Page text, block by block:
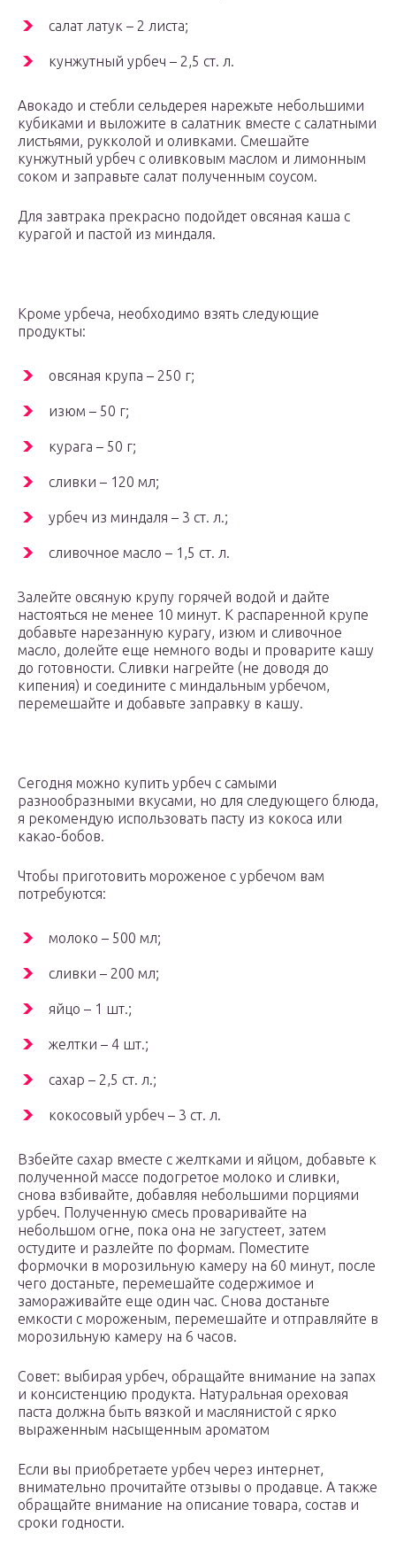
салат латук – 2 листа;
кунжутный урбеч – 2,5 ст. л.
Авокадо и стебли сельдерея нарежьте небольшими
кубиками и выложите в салатник вместе с салатными
листьями, рукколой и оливками. Смешайте
кунжутный урбеч с оливковым маслом и лимонным
соком и заправьте салат полученным соусом.
Для завтрака прекрасно подойдет овсяная каша с
курагой и пастой из миндаля.
Кроме урбеча, необходимо взять следующие
продукты:
овсяная крупа – 250 г;
изюм – 50 г;
курага – 50 г;
сливки – 120 мл;
урбеч из миндаля – 3 ст. л.;
сливочное масло – 1,5 ст. л.
Залейте овсяную крупу горячей водой и дайте
настояться не менее 10 минут. К распаренной крупе
добавьте нарезанную курагу, изюм и сливочное
масло, долейте еще немного воды и проварите кашу
до готовности. Сливки нагрейте (не доводя до
кипения) и соедините с миндальным урбечом,
перемешайте и добавьте заправку в кашу.
Сегодня можно купить урбеч с самыми
разнообразными вкусами, но для следующего блюда,
я рекомендую использовать пасту из кокоса или
какао-бобов.
Чтобы приготовить мороженое с урбечом вам
потребуются:
молоко – 500 мл;
сливки – 200 мл;
яйцо – 1 шт.;
желтки – 4 шт.;
сахар – 2,5 ст. л.;
кокосовый урбеч – 3 ст. л.
Взбейте сахар вместе с желтками и яйцом, добавьте к
полученной массе подогретое молоко и сливки,
снова взбивайте, добавляя небольшими порциями
урбеч. Полученную смесь проваривайте на
небольшом огне, пока она не загустеет, затем
остудите и разлейте по формам. Поместите
формочки в морозильную камеру на 60 минут, после
чего достаньте, перемешайте содержимое и
замораживайте еще один час. Снова достаньте
емкости с мороженым, перемешайте и отправляйте в
морозильную камеру на 6 часов.
Совет: выбирая урбеч, обращайте внимание на запах
и консистенцию продукта. Натуральная ореховая
паста должна быть вязкой и маслянистой с ярко
выраженным насыщенным ароматом
Если вы приобретаете урбеч через интернет,
внимательно прочитайте отзывы о продавце. А также
обращайте внимание на описание товара, состав и
сроки годности.